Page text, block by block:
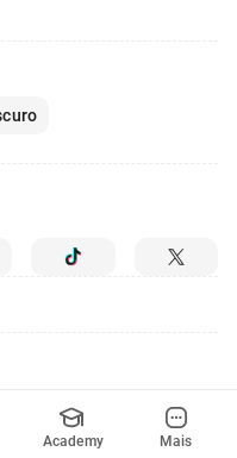
Academy Mais
do Brasil